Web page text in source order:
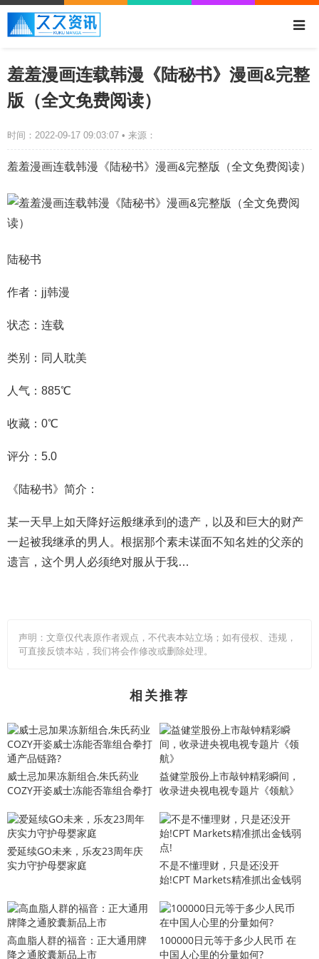
羞羞漫画连载韩漫《陆秘书》漫画&完整
版（全文免费阅读）
时间：2022-09-17 09:03:07 • 来源：
羞羞漫画连载韩漫《陆秘书》漫画&完整版（全文免费阅读）
陆秘书
作者：jj韩漫
状态：连载
类别：同人耽美
人气：885℃
收藏：0℃
评分：5.0
《陆秘书》简介：
某一天早上如天降好运般继承到的遗产，以及和巨大的财产
一起被我继承的男人。根据那个素未谋面不知名姓的父亲的
遗言，这个男人必须绝对服从于我…
声明：文章仅代表原作者观点，不代表本站立场；如有侵权、违规，
可直接反馈本站，我们将会作修改或删除处理。
相关推荐
威士忌加果冻新组合,朱氏药业
COZY开姿威士冻能否靠组合拳打
益健堂股份上市敲钟精彩瞬间，
收录进央视电视专题片《领航》
爱延续GO未来，乐友23周年庆
实力守护母婴家庭
不是不懂理财，只是还没开
始!CPT Markets精准抓出金钱弱
​高血脂人群的福音：正大通用牌
降之通胶囊新品上市
100000日元等于多少人民币 在
中国人心里的分量如何?